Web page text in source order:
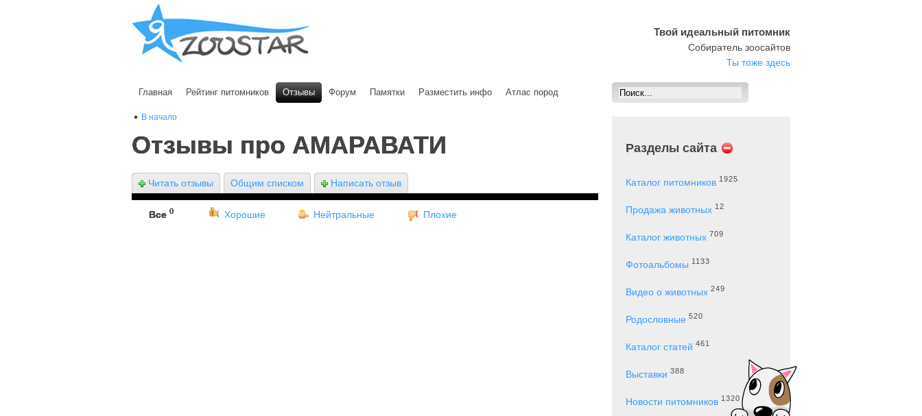
Твой идеальный питомник
Собиратель зоосайтов
Ты тоже здесь
Главная Рейтинг питомников Отзывы Форум Памятки Разместить инфо Атлас пород
В начало
Отзывы про АМАРАВАТИ
Читать отзывы Общим списком Написать отзыв
Все 0 Хорошие Нейтральные Плохие
Разделы сайта
Каталог питомников 1925
Продажа животных 12
Каталог животных 709
Фотоальбомы 1133
Видео о животных 249
Родословные 520
Каталог статей 461
Выставки 388
Новости питомников 1320